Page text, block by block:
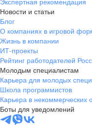
pr@dv.hh.ru
Новосибирск
ул. Большевистская, д. 35,
помещение 21
+7 383 207-94-64
pr@nsk.hh.ru
Минск
пр-т Дзержинского, д. 57,
Новости и статьи
Блог
О компаниях в игровой
Жизнь в компании
ИТ-проекты
Рейтинг работодателей
Молодым специалистам
Карьера для молодых
Школа программистов
Карьера в некоммерческих
Боты для уведомлений